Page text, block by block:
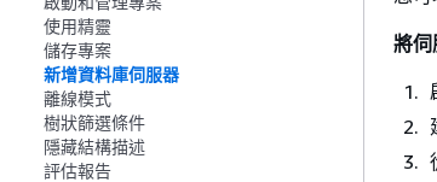
使用精靈
儲存專案
新增資料庫伺服器
離線模式
樹狀篩選條件
隱藏結構描述
評估報告
將伺